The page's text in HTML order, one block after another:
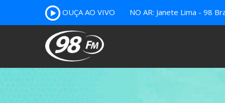
OUÇA AO VIVO NO AR: Janete Lima - 98